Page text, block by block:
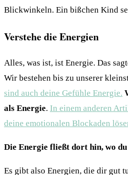
Blickwinkeln. Ein bißchen Kind
Verstehe die Energien
Alles, was ist, ist Energie. Das
Wir bestehen bis zu unserer
sind auch deine Gefühle Energie.
als Energie. In einem anderen
deine emotionalen Blockaden
Die Energie fließt dort hin, wo
Es gibt also Energien, die dir gut